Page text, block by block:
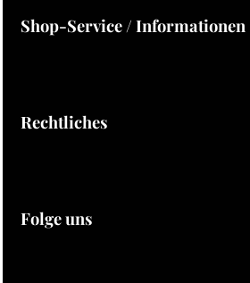
Shop-Service / Informationen
Rechtliches
Folge uns